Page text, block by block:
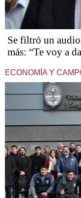
Se filtró un
más: “Te voy a
ECONOMÍA Y